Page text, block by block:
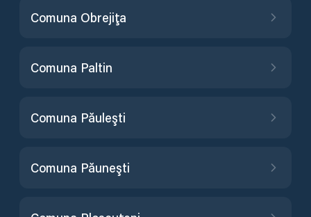
Comuna Obrejiţa
Comuna Paltin
Comuna Păuleşti
Comuna Păuneşti